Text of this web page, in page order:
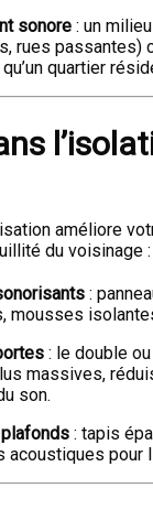
sonore : un
rues passantes)
quartier
améliore
du voisinage :
:
mousses
: le double
massives,
son.
: tapis
acoustiques pour